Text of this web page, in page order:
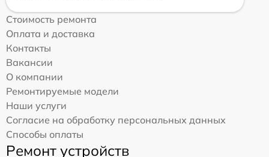
Стоимость ремонта
Оплата и доставка
Контакты
Вакансии
О компании
Ремонтируемые модели
Наши услуги
Согласие на обработку персональных данных
Способы оплаты
Ремонт устройств